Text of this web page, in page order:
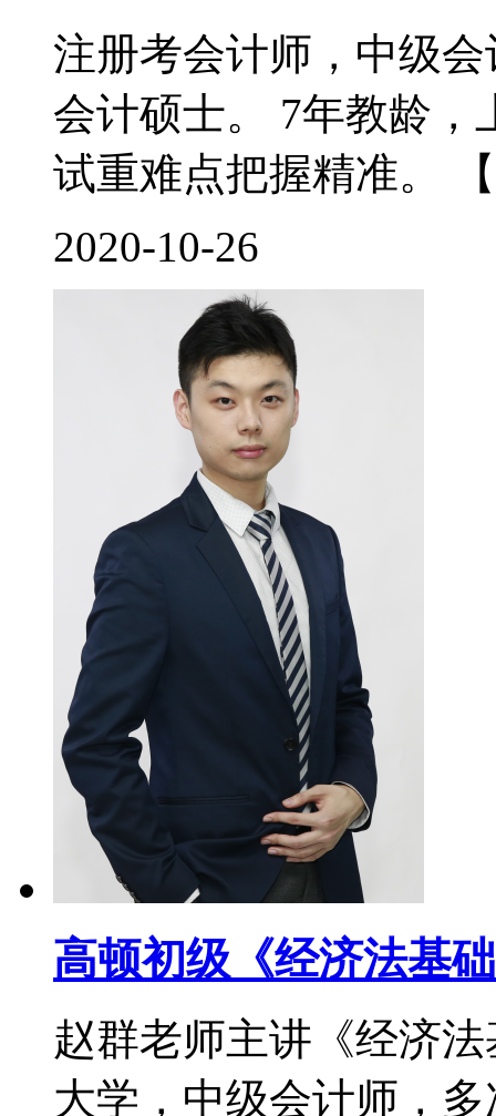
注册考会计师，中级
会计硕士。 7年教龄
试重难点把握精准。
2020-10-26
高顿初级《经济法基
赵群老师主讲《经济
大学，中级会计师，